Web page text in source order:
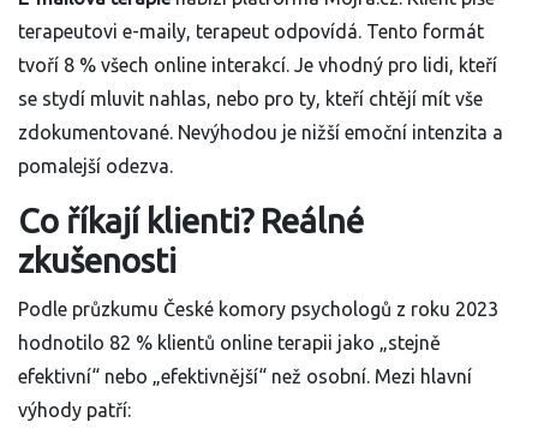
terapeutovi e-maily, terapeut odpovídá. Tento formát
tvoří 8 % všech online interakcí. Je vhodný pro lidi, kteří
se stydí mluvit nahlas, nebo pro ty, kteří chtějí mít vše
zdokumentované. Nevýhodou je nižší emoční intenzita a
pomalejší odezva.
Co říkají klienti? Reálné
zkušenosti
Podle průzkumu České komory psychologů z roku 2023
hodnotilo 82 % klientů online terapii jako „stejně
efektivní“ nebo „efektivnější“ než osobní. Mezi hlavní
výhody patří: